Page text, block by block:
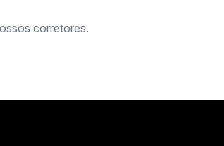
corretores.